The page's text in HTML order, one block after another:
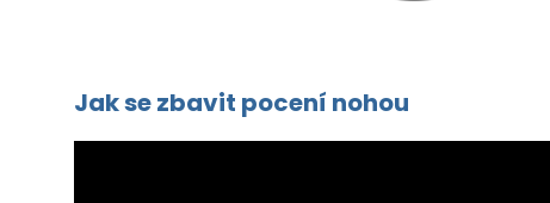
Jak se zbavit pocení nohou